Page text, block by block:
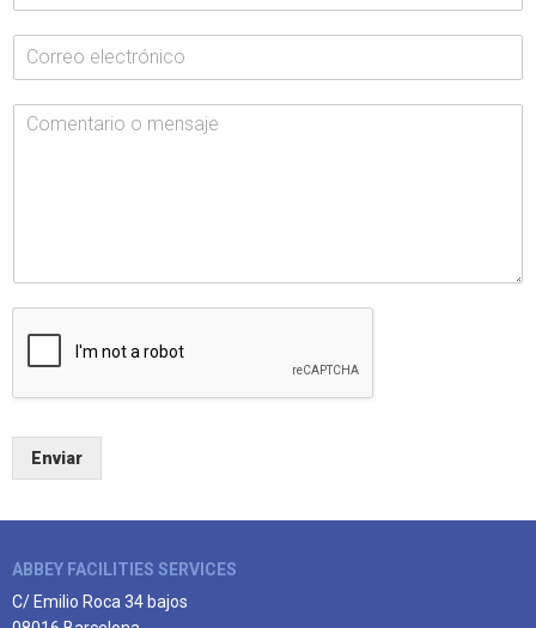
Enviar
ABBEY FACILITIES SERVICES
C/ Emilio Roca 34 bajos